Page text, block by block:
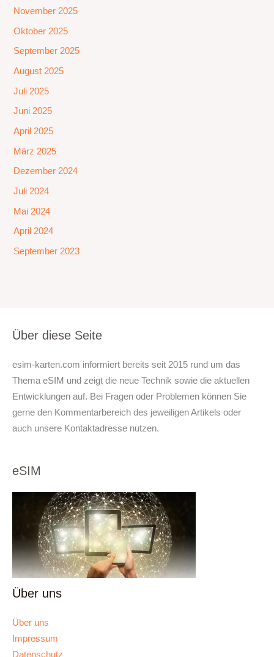
November 2025
Oktober 2025
September 2025
August 2025
Juli 2025
Juni 2025
April 2025
März 2025
Dezember 2024
Juli 2024
Mai 2024
April 2024
September 2023
Über diese Seite
esim-karten.com informiert bereits seit 2015 rund um das
Thema eSIM und zeigt die neue Technik sowie die aktuellen
Entwicklungen auf. Bei Fragen oder Problemen können Sie
gerne den Kommentarbereich des jeweiligen Artikels oder
auch unsere Kontaktadresse nutzen.
eSIM
Über uns
Über uns
Impressum
Datenschutz